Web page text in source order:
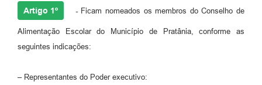
Artigo 1º - Ficam nomeados os membros do Conselho de
Alimentação Escolar do Município de Pratânia, conforme as
seguintes indicações:
– Representantes do Poder executivo: